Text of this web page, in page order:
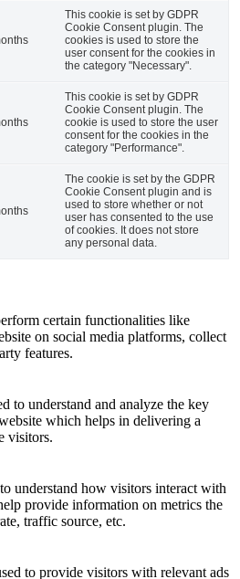
This cookie is set by GDPR
Cookie Consent plugin. The
cookies is used to store the
user consent for the cookies in
the category "Necessary".
This cookie is set by GDPR
Cookie Consent plugin. The
cookie is used to store the user
consent for the cookies in the
category "Performance".
The cookie is set by the GDPR
Cookie Consent plugin and is
used to store whether or not
user has consented to the use
of cookies. It does not store
any personal data.
certain functionalities like
on social media platforms, collect
features.
to understand and analyze the key
which helps in delivering a
visitors.
understand how visitors interact with
provide information on metrics the
traffic source, etc.
to provide visitors with relevant ads